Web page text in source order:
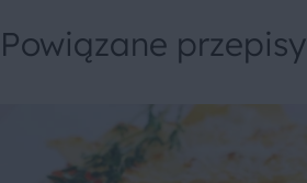
Powiązane przepisy